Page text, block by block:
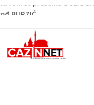
Ahiret preselila Krupić
Bliski istok na ivici nove
Napad na rafineriju Saudi